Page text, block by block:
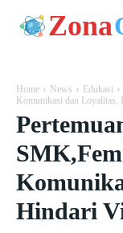
Zona
Home News Edukasi
Komunikasi dan
Hindari